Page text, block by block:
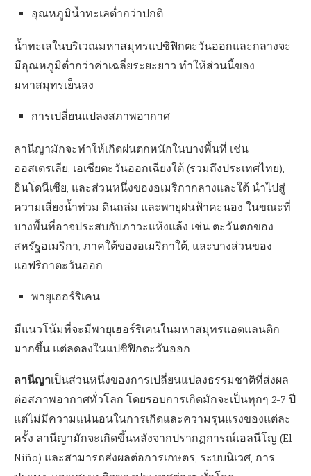
อุณหภูมิน้ำทะเลต่ำกว่าปกติ
น้ำทะเลในบริเวณมหาสมุทรแปซิฟิกตะวันออกและกลางจะ
มีอุณหภูมิต่ำกว่าค่าเฉลี่ยระยะยาว ทำให้ส่วนนี้ของ
มหาสมุทรเย็นลง
การเปลี่ยนแปลงสภาพอากาศ
ลานีญามักจะทำให้เกิดฝนตกหนักในบางพื้นที่ เช่น
ออสเตรเลีย, เอเชียตะวันออกเฉียงใต้ (รวมถึงประเทศไทย),
อินโดนีเซีย, และส่วนหนึ่งของอเมริกากลางและใต้ นำไปสู่
ความเสี่ยงน้ำท่วม ดินถล่ม และพายุฝนฟ้าคะนอง ในขณะที่
บางพื้นที่อาจประสบกับภาวะแห้งแล้ง เช่น ตะวันตกของ
สหรัฐอเมริกา, ภาคใต้ของอเมริกาใต้, และบางส่วนของ
แอฟริกาตะวันออก
พายุเฮอร์ริเคน
มีแนวโน้มที่จะมีพายุเฮอร์ริเคนในมหาสมุทรแอตแลนติก
มากขึ้น แต่ลดลงในแปซิฟิกตะวันออก
ลานีญาเป็นส่วนหนึ่งของการเปลี่ยนแปลงธรรมชาติที่ส่งผล
ต่อสภาพอากาศทั่วโลก โดยรอบการเกิดมักจะเป็นทุกๆ 2-7 ปี
แต่ไม่มีความแน่นอนในการเกิดและความรุนแรงของแต่ละ
ครั้ง ลานีญามักจะเกิดขึ้นหลังจากปรากฏการณ์เอลนีโญ (El
Niño) และสามารถส่งผลต่อการเกษตร, ระบบนิเวศ, การ